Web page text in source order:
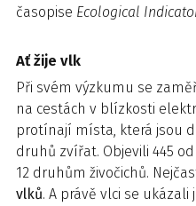
časopise Ecological
Ať žije vlk
Při svém výzkumu se
na cestách v blízkosti
protínají místa, která jsou
druhů zvířat. Objevili 445
12 druhům živočichů.
vlků. A právě vlci se